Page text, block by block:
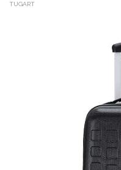
TUGART